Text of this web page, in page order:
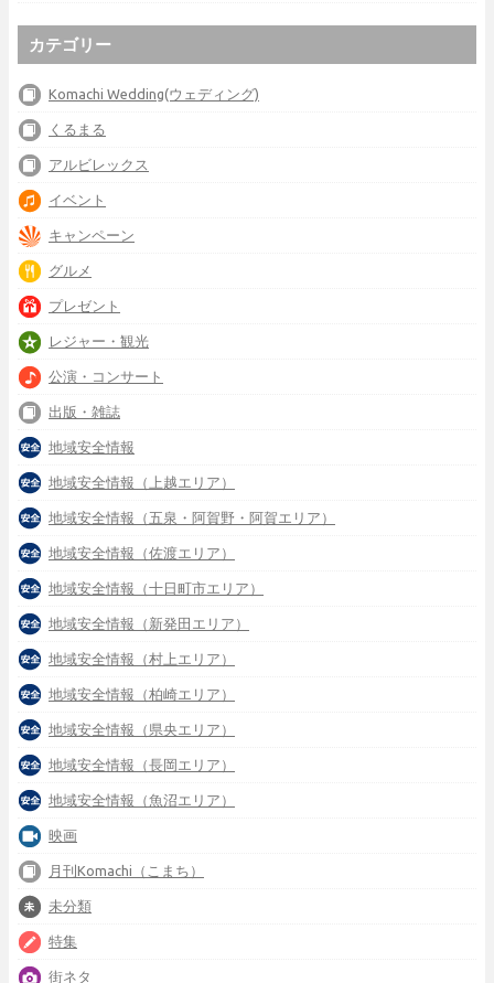
カテゴリー
Komachi Wedding(ウェディング)
くるまる
アルビレックス
イベント
キャンペーン
グルメ
プレゼント
レジャー・観光
公演・コンサート
出版・雑誌
地域安全情報
地域安全情報（上越エリア）
地域安全情報（五泉・阿賀野・阿賀エリア）
地域安全情報（佐渡エリア）
地域安全情報（十日町市エリア）
地域安全情報（新発田エリア）
地域安全情報（村上エリア）
地域安全情報（柏崎エリア）
地域安全情報（県央エリア）
地域安全情報（長岡エリア）
地域安全情報（魚沼エリア）
映画
月刊Komachi（こまち）
未分類
特集
街ネタ